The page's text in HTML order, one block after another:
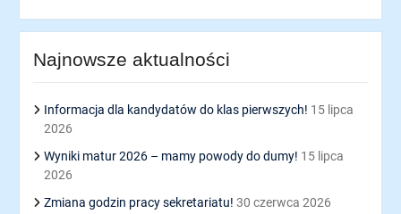
Najnowsze aktualności
Informacja dla kandydatów do klas pierwszych! 15 lipca
2026
Wyniki matur 2026 – mamy powody do dumy! 15 lipca
2026
Zmiana godzin pracy sekretariatu! 30 czerwca 2026